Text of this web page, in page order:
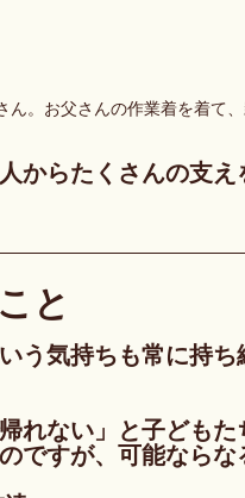
ん。お父さんの作業着を着て
からたくさんの支え
と
う気持ちも常に持ち
れない」と子どもた
ですが、可能ならな